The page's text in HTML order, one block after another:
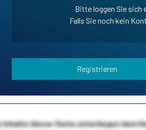
Bitte loggen Sie sich
Falls Sie noch kein
Registrieren
Inhalte dieser Seite unterliegen dem